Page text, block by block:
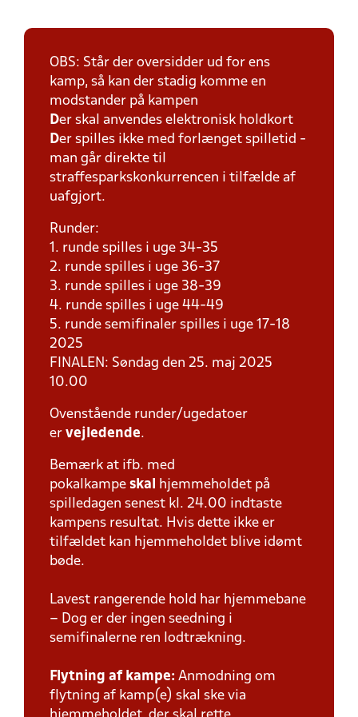
OBS: Står der oversidder ud for ens
kamp, så kan der stadig komme en
modstander på kampen
Der skal anvendes elektronisk holdkort
Der spilles ikke med forlænget spilletid -
man går direkte til
straffesparkskonkurrencen i tilfælde af
uafgjort.
Runder:
1. runde spilles i uge 34-35
2. runde spilles i uge 36-37
3. runde spilles i uge 38-39
4. runde spilles i uge 44-49
5. runde semifinaler spilles i uge 17-18
2025
FINALEN: Søndag den 25. maj 2025
10.00
Ovenstående runder/ugedatoer
er vejledende.
Bemærk at ifb. med
pokalkampe skal
hjemmeholdet på
spilledagen senest kl. 24.00 indtaste
kampens resultat. Hvis dette ikke er
tilfældet kan hjemmeholdet blive idømt
bøde.
Lavest rangerende hold har hjemmebane
– Dog er der ingen seedning i
semifinalerne ren lodtrækning.
Flytning af kampe: Anmodning om
flytning af kamp(e) skal ske via